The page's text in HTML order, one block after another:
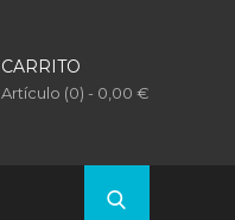
CARRITO
Artículo (0) - 0,00 €